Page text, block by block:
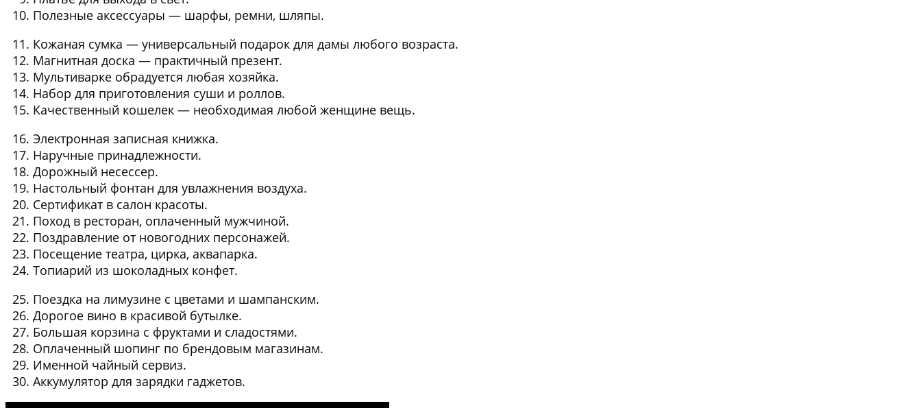
Полезные аксессуары — шарфы, ремни, шляпы.
Кожаная сумка — универсальный подарок для дамы любого возраста.
Магнитная доска — практичный презент.
Мультиварке обрадуется любая хозяйка.
Набор для приготовления суши и роллов.
Качественный кошелек — необходимая любой женщине вещь.
Электронная записная книжка.
Наручные принадлежности.
Дорожный несессер.
Настольный фонтан для увлажнения воздуха.
Сертификат в салон красоты.
Поход в ресторан, оплаченный мужчиной.
Поздравление от новогодних персонажей.
Посещение театра, цирка, аквапарка.
Топиарий из шоколадных конфет.
Поездка на лимузине с цветами и шампанским.
Дорогое вино в красивой бутылке.
Большая корзина с фруктами и сладостями.
Оплаченный шопинг по брендовым магазинам.
Именной чайный сервиз.
Аккумулятор для зарядки гаджетов.